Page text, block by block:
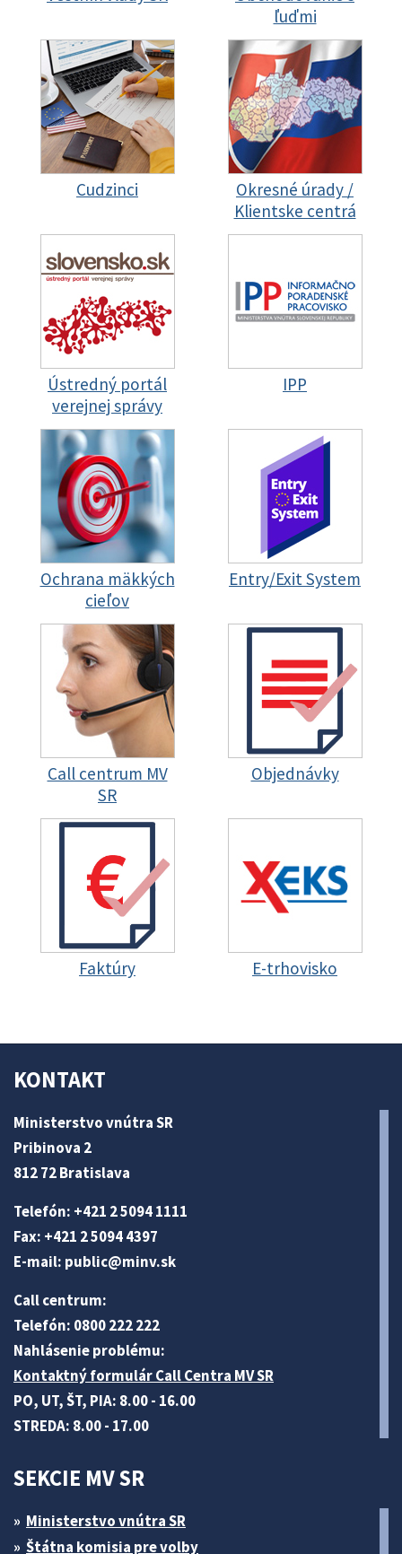
ľuďmi
Cudzinci
Okresné úrady /
Klientske centrá
Ústredný portál
verejnej správy
IPP
Ochrana mäkkých
cieľov
Entry/Exit System
Call centrum MV
SR
Objednávky
Faktúry E-trhovisko
KONTAKT
Ministerstvo vnútra SR
Pribinova 2
812 72 Bratislava
Telefón: +421 2 5094 1111
Fax: +421 2 5094 4397
E-mail: public@minv.sk
Call centrum:
Telefón: 0800 222 222
Nahlásenie problému:
Kontaktný formulár Call Centra MV SR
PO, UT, ŠT, PIA: 8.00 - 16.00
STREDA: 8.00 - 17.00
SEKCIE MV SR
Ministerstvo vnútra SR
Štátna komisia pre volby